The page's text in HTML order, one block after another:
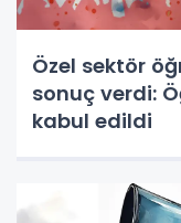
Özel sektör
sonuç verdi:
kabul edildi